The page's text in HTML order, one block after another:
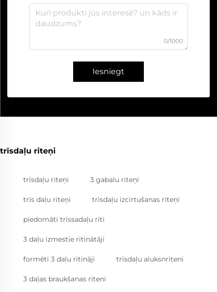
0/1000
Iesniegt
trīsdaļu riteņi
trīsdaļu riteņi 3 gabalu riteņi
trīs daļu riteņi trīsdaļu izcirtušanas riteņi
piedomāti trīssadaļu riti
3 daļu izmestie ritinātāji
formēti 3 daļu ritināji trīsdaļu aluksnriteni
3 daļas braukšanas riteni